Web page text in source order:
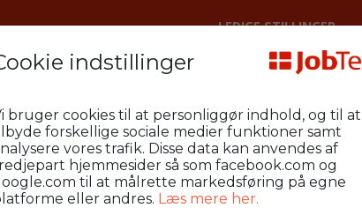
LEDIGE STILLINGER
hos en virksomhed i Vejle
indstillinger
bruger cookies til at personliggør indhold, og til at
forskellige sociale medier funktioner samt
vores trafik. Disse data kan anvendes af
hjemmesider så som facebook.com og
til at målrette markedsføring på egne
eller andres. Læs mere her.